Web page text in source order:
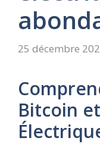
25 décembre
Bitcoin